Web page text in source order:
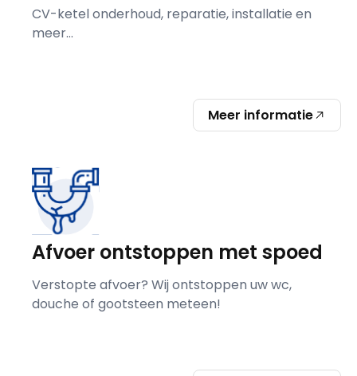
CV-ketel onderhoud, reparatie, installatie en
meer...
Meer informatie
Afvoer ontstoppen met spoed
Verstopte afvoer? Wij ontstoppen uw wc,
douche of gootsteen meteen!